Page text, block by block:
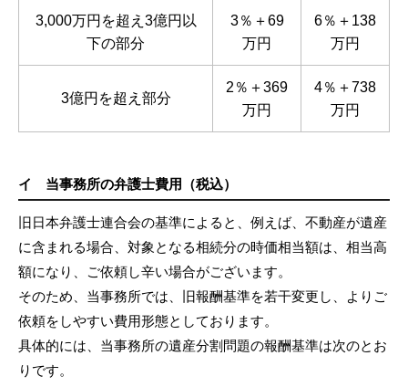
3,000万円を超え3億円以
下の部分
3％＋69
万円
6％＋138
万円
3億円を超え部分
2％＋369
万円
4％＋738
万円
イ 当事務所の弁護士費用（税込）
旧日本弁護士連合会の基準によると、例えば、不動産が遺産
に含まれる場合、対象となる相続分の時価相当額は、相当高
額になり、ご依頼し辛い場合がございます。
そのため、当事務所では、旧報酬基準を若干変更し、よりご
依頼をしやすい費用形態としております。
具体的には、当事務所の遺産分割問題の報酬基準は次のとお
りです。